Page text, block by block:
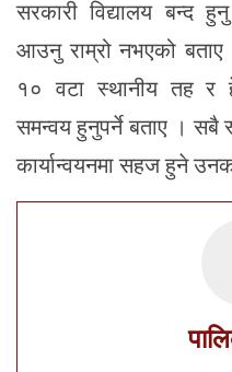
सरकारी विद्यालय बन्द
आउनु राम्रो नभएको बताए
१० वटा स्थानीय तह र
समन्वय हुनुपर्ने बताए । सबै
कार्यान्वयनमा सहज हुने